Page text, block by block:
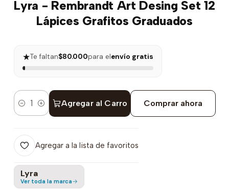
Lyra - Rembrandt Art Desing Set 12
Lápices Grafitos Graduados
★Te faltan$80.000para elenvío gratis
Cantidad Agregar al Carro Comprar ahora
Agregar a la lista de favoritos
Lyra
Ver toda la marca